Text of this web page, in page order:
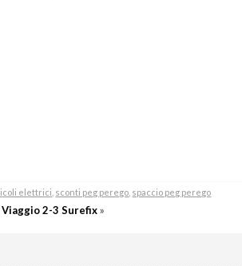
elettrici sconti peg perego spaccio peg perego
Viaggio 2-3 Surefix»